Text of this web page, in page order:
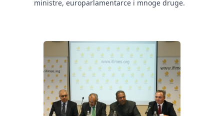
ministre, europarlamentarce i mnoge druge.